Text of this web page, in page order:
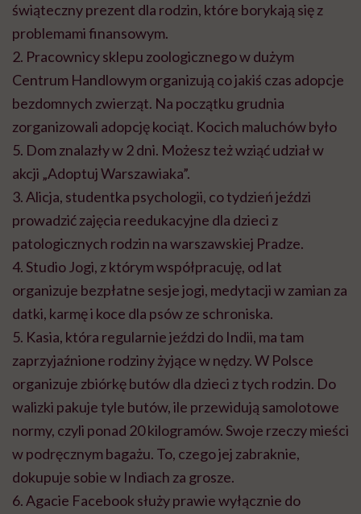
świąteczny prezent dla rodzin, które borykają się z
problemami finansowym.
2. Pracownicy sklepu zoologicznego w dużym
Centrum Handlowym organizują co jakiś czas adopcje
bezdomnych zwierząt. Na początku grudnia
zorganizowali adopcję kociąt. Kocich maluchów było
5. Dom znalazły w 2 dni. Możesz też wziąć udział w
akcji „Adoptuj Warszawiaka”.
3. Alicja, studentka psychologii, co tydzień jeździ
prowadzić zajęcia reedukacyjne dla dzieci z
patologicznych rodzin na warszawskiej Pradze.
4. Studio Jogi, z którym współpracuję, od lat
organizuje bezpłatne sesje jogi, medytacji w zamian za
datki, karmę i koce dla psów ze schroniska.
5. Kasia, która regularnie jeździ do Indii, ma tam
zaprzyjaźnione rodziny żyjące w nędzy. W Polsce
organizuje zbiórkę butów dla dzieci z tych rodzin. Do
walizki pakuje tyle butów, ile przewidują samolotowe
normy, czyli ponad 20 kilogramów. Swoje rzeczy mieści
w podręcznym bagażu. To, czego jej zabraknie,
dokupuje sobie w Indiach za grosze.
6. Agacie Facebook służy prawie wyłącznie do